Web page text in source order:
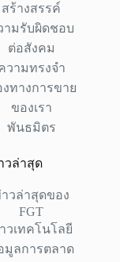
สร้างสรรค์
ามรับผิดชอบ
ต่อสังคม
วามทรงจำ
ทางการขาย
ของเรา
พันธมิตร
วล่าสุด
วล่าสุดของ
FGT
วเทคโนโลยี
มูลการตลาด